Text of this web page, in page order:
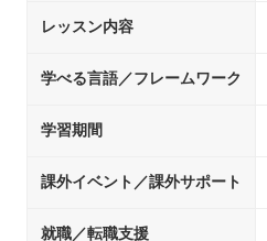
レッスン内容
学べる言語／フレームワーク
学習期間
課外イベント／課外サポート
就職／転職支援